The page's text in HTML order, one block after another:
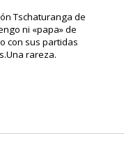
Tschaturanga de
ni «papa» de
con sus partidas
rareza.